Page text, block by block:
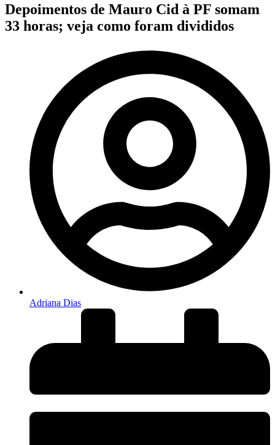
Depoimentos de Mauro Cid à PF somam
33 horas; veja como foram divididos
Adriana Dias